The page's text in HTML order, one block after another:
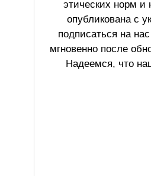
этических норм и
опубликована с
подписаться на
мгновенно после
Надеемся, что